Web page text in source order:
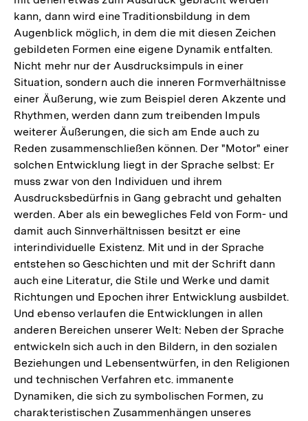
kann, dann wird eine Traditionsbildung in dem
Augenblick möglich, in dem die mit diesen Zeichen
gebildeten Formen eine eigene Dynamik entfalten.
Nicht mehr nur der Ausdrucksimpuls in einer
Situation, sondern auch die inneren Formverhältnisse
einer Äußerung, wie zum Beispiel deren Akzente und
Rhythmen, werden dann zum treibenden Impuls
weiterer Äußerungen, die sich am Ende auch zu
Reden zusammenschließen können. Der "Motor" einer
solchen Entwicklung liegt in der Sprache selbst: Er
muss zwar von den Individuen und ihrem
Ausdrucksbedürfnis in Gang gebracht und gehalten
werden. Aber als ein bewegliches Feld von Form- und
damit auch Sinnverhältnissen besitzt er eine
interindividuelle Existenz. Mit und in der Sprache
entstehen so Geschichten und mit der Schrift dann
auch eine Literatur, die Stile und Werke und damit
Richtungen und Epochen ihrer Entwicklung ausbildet.
Und ebenso verlaufen die Entwicklungen in allen
anderen Bereichen unserer Welt: Neben der Sprache
entwickeln sich auch in den Bildern, in den sozialen
Beziehungen und Lebensentwürfen, in den Religionen
und technischen Verfahren etc. immanente
Dynamiken, die sich zu symbolischen Formen, zu
charakteristischen Zusammenhängen unseres